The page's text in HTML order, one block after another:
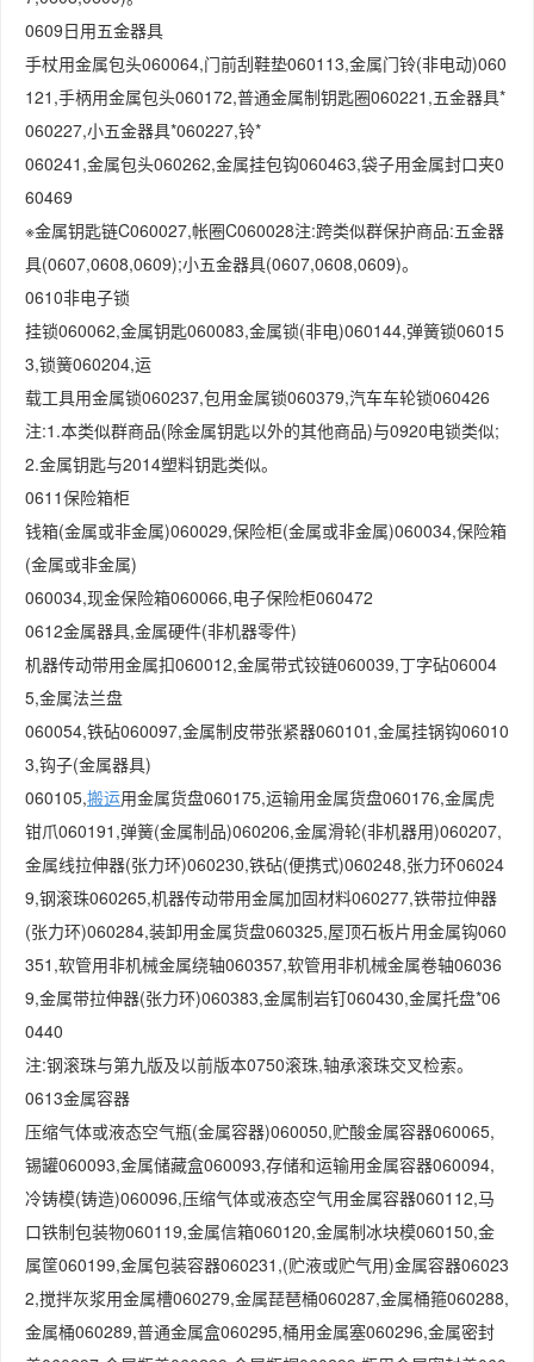
0609日用五金器具
手杖用金属包头060064,门前刮鞋垫060113,金属门铃(非电动)060
121,手柄用金属包头060172,普通金属制钥匙圈060221,五金器具*
060227,小五金器具*060227,铃*
060241,金属包头060262,金属挂包钩060463,袋子用金属封口夹0
60469
※金属钥匙链C060027,帐圈C060028注:跨类似群保护商品:五金器
具(0607,0608,0609);小五金器具(0607,0608,0609)。
0610非电子锁
挂锁060062,金属钥匙060083,金属锁(非电)060144,弹簧锁06015
3,锁簧060204,运
载工具用金属锁060237,包用金属锁060379,汽车车轮锁060426
注:1.本类似群商品(除金属钥匙以外的其他商品)与0920电锁类似;
2.金属钥匙与2014塑料钥匙类似。
0611保险箱柜
钱箱(金属或非金属)060029,保险柜(金属或非金属)060034,保险箱
(金属或非金属)
060034,现金保险箱060066,电子保险柜060472
0612金属器具,金属硬件(非机器零件)
机器传动带用金属扣060012,金属带式铰链060039,丁字砧06004
5,金属法兰盘
060054,铁砧060097,金属制皮带张紧器060101,金属挂锅钩06010
3,钩子(金属器具)
060105,搬运用金属货盘060175,运输用金属货盘060176,金属虎
钳爪060191,弹簧(金属制品)060206,金属滑轮(非机器用)060207,
金属线拉伸器(张力环)060230,铁砧(便携式)060248,张力环06024
9,钢滚珠060265,机器传动带用金属加固材料060277,铁带拉伸器
(张力环)060284,装卸用金属货盘060325,屋顶石板片用金属钩060
351,软管用非机械金属绕轴060357,软管用非机械金属卷轴06036
9,金属带拉伸器(张力环)060383,金属制岩钉060430,金属托盘*06
0440
注:钢滚珠与第九版及以前版本0750滚珠,轴承滚珠交叉检索。
0613金属容器
压缩气体或液态空气瓶(金属容器)060050,贮酸金属容器060065,
锡罐060093,金属储藏盒060093,存储和运输用金属容器060094,
冷铸模(铸造)060096,压缩气体或液态空气用金属容器060112,马
口铁制包装物060119,金属信箱060120,金属制冰块模060150,金
属筐060199,金属包装容器060231,(贮液或贮气用)金属容器06023
2,搅拌灰浆用金属槽060279,金属琵琶桶060287,金属桶箍060288,
金属桶060289,普通金属盒060295,桶用金属塞060296,金属密封